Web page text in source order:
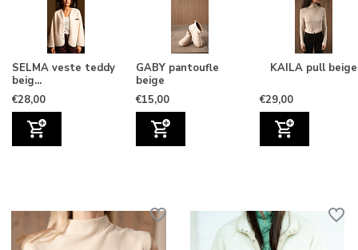
SELMA veste teddy
beig...
€28,00
GABY pantoufle
beige
€15,00
KAILA pull beige
€29,00